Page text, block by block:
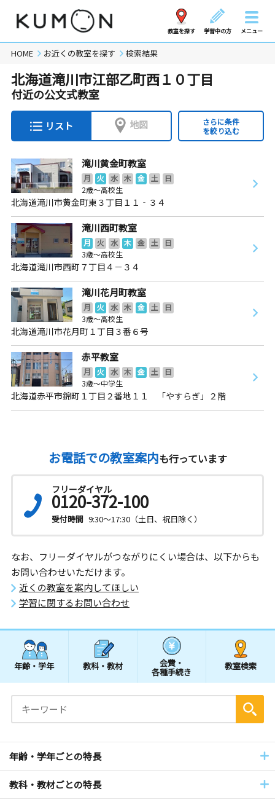
教室を探す 学習中の方 メニュー
HOME お近くの教室を探す 検索結果
北海道滝川市江部乙町西１０丁目
付近の公文式教室
リスト 地図
さらに条件
を絞り込む
滝川黄金町教室
月 火 水 木 金 土
日
2歳～高校生
北海道滝川市黄金町東３丁目１１‐３４
滝川西町教室
月 火 水 木 金 土
日
3歳～高校生
北海道滝川市西町７丁目４－３４
滝川花月町教室
月 火 水 木 金 土
日
3歳～高校生
北海道滝川市花月町１丁目３番６号
赤平教室
月 火 水 木 金 土
日
3歳～中学生
北海道赤平市錦町１丁目２番地１１ 「やすらぎ」２階
お電話での教室案内も行っています
フリーダイヤル
0120-372-100
受付時間 9:30～17:30（土日、祝日除く）
なお、フリーダイヤルがつながりにくい場合は、以下からも
お問い合わせいただけます。
近くの教室を案内してほしい
学習に関するお問い合わせ
年齢・学年 教科・教材 会費・
各種手続き
教室検索
年齢・学年ごとの特長
教科・教材ごとの特長